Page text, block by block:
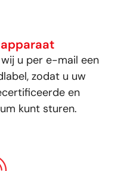
u per e-mail een
zodat u uw
en
kunt sturen.